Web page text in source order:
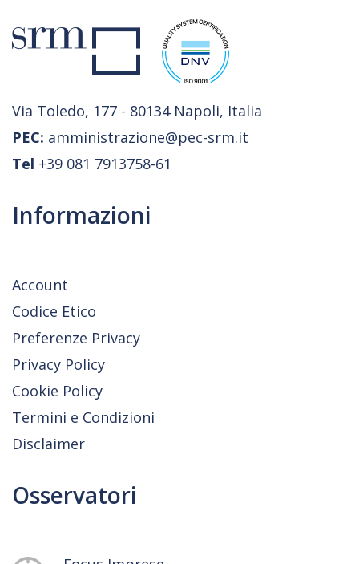
Via Toledo, 177 - 80134 Napoli, Italia
PEC: amministrazione@pec-srm.it
Tel +39 081 7913758-61
Informazioni
Account
Codice Etico
Preferenze Privacy
Privacy Policy
Cookie Policy
Termini e Condizioni
Disclaimer
Osservatori